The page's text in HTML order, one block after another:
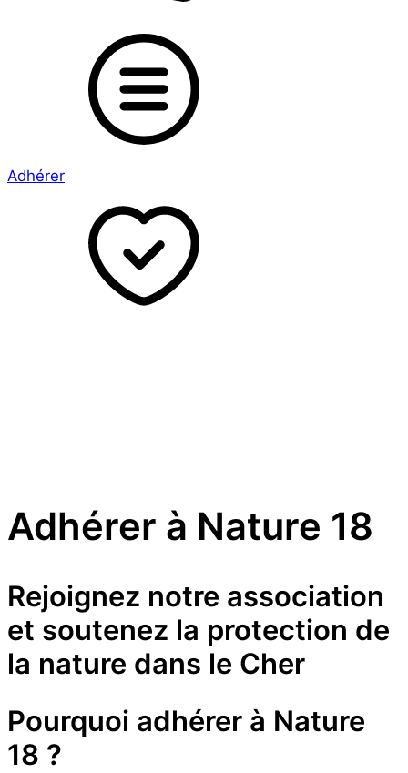
Adhérer
Adhérer à Nature 18
Rejoignez notre association
et soutenez la protection de
la nature dans le Cher
Pourquoi adhérer à Nature
18 ?